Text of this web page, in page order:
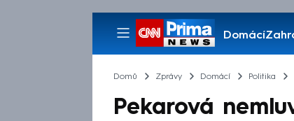
Domácí
Pořady
Domů Zprávy Domácí Politika
Pekarová